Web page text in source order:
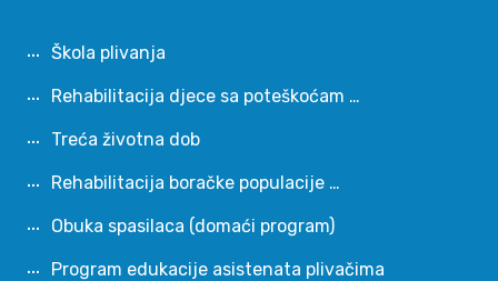
Škola plivanja
Rehabilitacija djece sa poteškoćam …
Treća životna dob
Rehabilitacija boračke populacije …
Obuka spasilaca (domaći program)
Program edukacije asistenata plivačima